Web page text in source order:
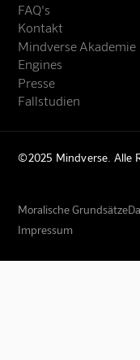
FAQ's
Kontakt
Mindverse Akademie
Engines
Presse
Fallstudien
©2025 Mindverse. Alle
Moralische Grundsätze
Impressum